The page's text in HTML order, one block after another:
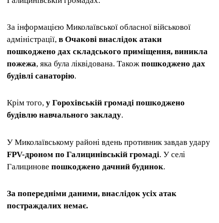
За інформацією Миколаївської обласної військової
адміністрації, в Очакові внаслідок атаки
пошкоджено дах складського приміщення, виникла
пожежа, яка була ліквідована. Також пошкоджено дах
будівлі санаторію.
Крім того, у Горохівській громаді пошкоджено
будівлю навчального закладу.
У Миколаївському районі вдень противник завдав удару
FPV-дроном по Галицинівській громаді. У селі
Галицинове пошкоджено дачний будинок.
За попередніми даними, внаслідок усіх атак
постраждалих немає.